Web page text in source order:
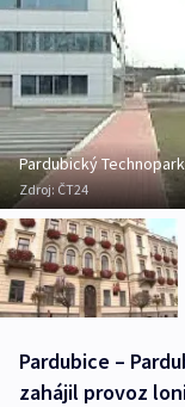
Pardubický Technopark
Zdroj:ČT24
Pardubice –
zahájil provoz